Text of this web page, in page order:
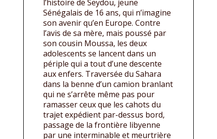
l’histoire de Seydou, jeune
Sénégalais de 16 ans, qui n’imagine
son avenir qu’en Europe. Contre
l’avis de sa mère, mais poussé par
son cousin Moussa, les deux
adolescents se lancent dans un
périple qui a tout d’une descente
aux enfers. Traversée du Sahara
dans la benne d’un camion branlant
qui ne s’arrête même pas pour
ramasser ceux que les cahots du
trajet expédient par-dessus bord,
passage de la frontière libyenne
par une interminable et meurtrière